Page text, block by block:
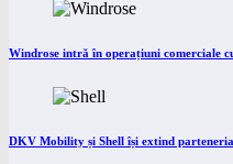
Windrose intră în operațiuni comerciale
DKV Mobility și Shell își extind